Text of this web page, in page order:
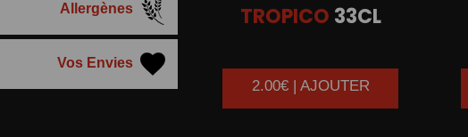
Allergènes
Vos Envies
TROPICO 33CL
2.00€ | AJOUTER